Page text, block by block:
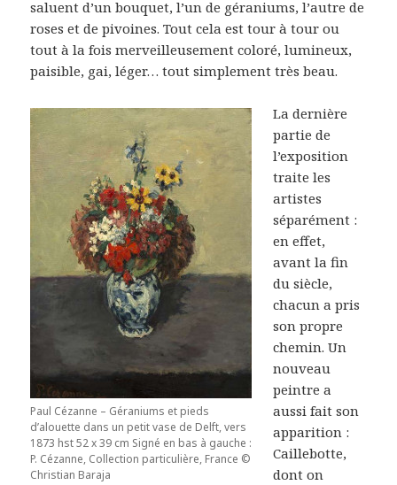
saluent d’un bouquet, l’un de géraniums, l’autre de
roses et de pivoines. Tout cela est tour à tour ou
tout à la fois merveilleusement coloré, lumineux,
paisible, gai, léger… tout simplement très beau.
Paul Cézanne – Géraniums et pieds
d’alouette dans un petit vase de Delft, vers
1873 hst 52 x 39 cm Signé en bas à gauche :
P. Cézanne, Collection particulière, France ©
Christian Baraja
La dernière
partie de
l’exposition
traite les
artistes
séparément :
en effet,
avant la fin
du siècle,
chacun a pris
son propre
chemin. Un
nouveau
peintre a
aussi fait son
apparition :
Caillebotte,
dont on